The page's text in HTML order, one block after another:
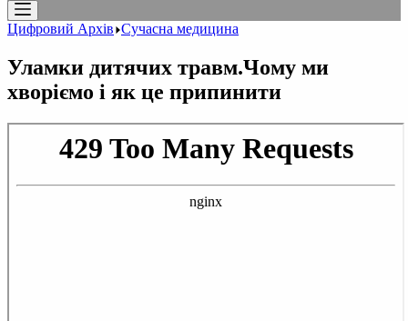
Цифровий Архів Сучасна медицина
Уламки дитячих травм.Чому ми
хворіємо і як це припинити